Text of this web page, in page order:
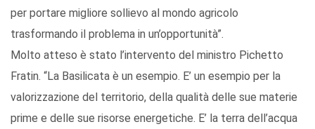
per portare migliore sollievo al mondo agricolo
trasformando il problema in un’opportunità”.
Molto atteso è stato l’intervento del ministro Pichetto
Fratin. “La Basilicata è un esempio. E’ un esempio per la
valorizzazione del territorio, della qualità delle sue materie
prime e delle sue risorse energetiche. E’ la terra dell’acqua